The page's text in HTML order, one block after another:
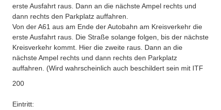
erste Ausfahrt raus. Dann an die nächste Ampel rechts und
dann rechts den Parkplatz auffahren.
Von der A61 aus am Ende der Autobahn am Kreisverkehr die
erste Ausfahrt raus. Die Straße solange folgen, bis der nächste
Kreisverkehr kommt. Hier die zweite raus. Dann an die
nächste Ampel rechts und dann rechts den Parkplatz
auffahren. (Wird wahrscheinlich auch beschildert sein mit ITF
200
Eintritt: